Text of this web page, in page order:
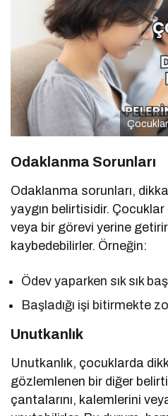
Odaklanma Sorunları
Odaklanma sorunları, dikkat
yaygın belirtisidir.
veya bir görevi yerine
kaybedebilirler. Örneğin:
Ödev yaparken sık sık
Başladığı işi bitirmekte
Unutkanlık
Unutkanlık, çocuklarda
gözlemlenen bir diğer
çantalarını, kalemlerini